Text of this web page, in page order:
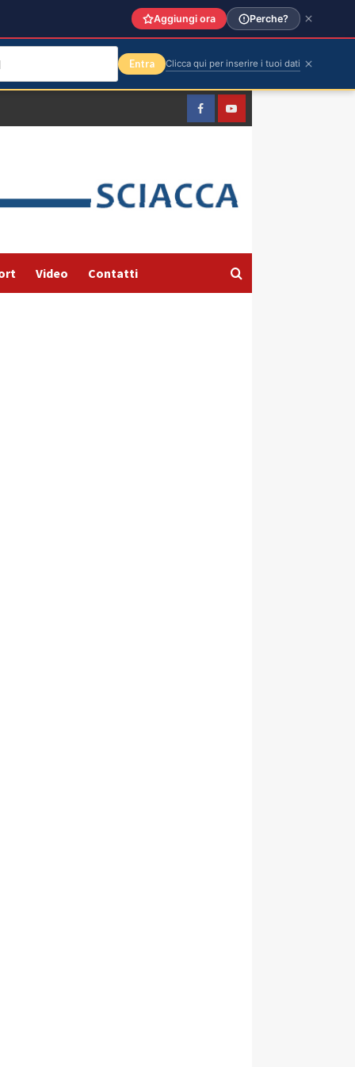
FacebookYountube
Video Contatti
Aggiungi ora Perche?
Entra Clicca qui per inserire i tuoi dati